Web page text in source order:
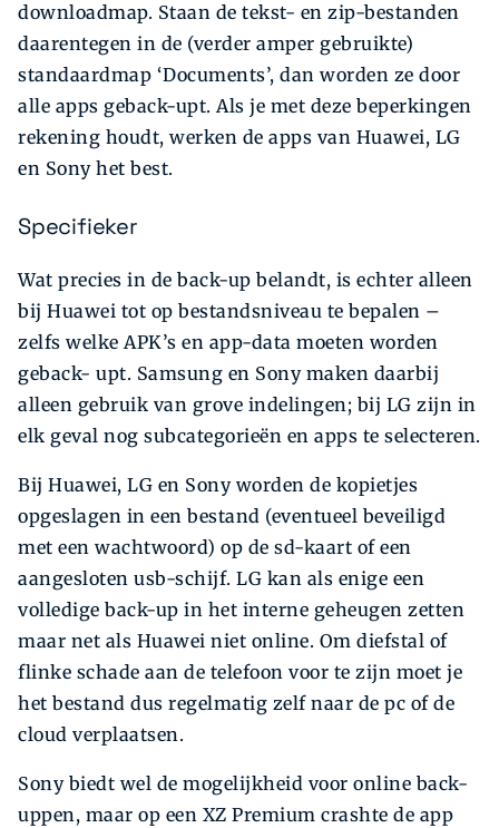
downloadmap. Staan de tekst- en zip-bestanden
daarentegen in de (verder amper gebruikte)
standaardmap ‘Documents’, dan worden ze door
alle apps geback-upt. Als je met deze beperkingen
rekening houdt, werken de apps van Huawei, LG
en Sony het best.
Specifieker
Wat precies in de back-up belandt, is echter alleen
bij Huawei tot op bestandsniveau te bepalen –
zelfs welke APK’s en app-data moeten worden
geback- upt. Samsung en Sony maken daarbij
alleen gebruik van grove indelingen; bij LG zijn in
elk geval nog subcategorieën en apps te selecteren.
Bij Huawei, LG en Sony worden de kopietjes
opgeslagen in een bestand (eventueel beveiligd
met een wachtwoord) op de sd-kaart of een
aangesloten usb-schijf. LG kan als enige een
volledige back-up in het interne geheugen zetten
maar net als Huawei niet online. Om diefstal of
flinke schade aan de telefoon voor te zijn moet je
het bestand dus regelmatig zelf naar de pc of de
cloud verplaatsen.
Sony biedt wel de mogelijkheid voor online back-
uppen, maar op een XZ Premium crashte de app